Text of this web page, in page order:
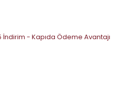
- Kapıda Ödeme Avantajı